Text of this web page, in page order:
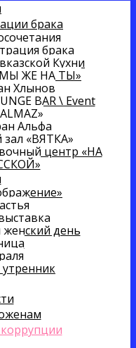
брака
брака
Кухни
ЖЕ НА ТЫ»
Хлынов
BAR \ Event
Альфа
«ВЯТКА»
центр «НА
день